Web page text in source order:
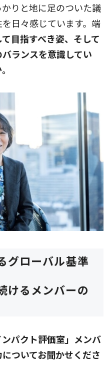
りと地に足のついた議
日々感じています。端
目指すべき姿、そして
ランスを意識してい
グローバル基準
けるメンバーの
ンパクト評価室」メンバ
ついてお聞かせくださ